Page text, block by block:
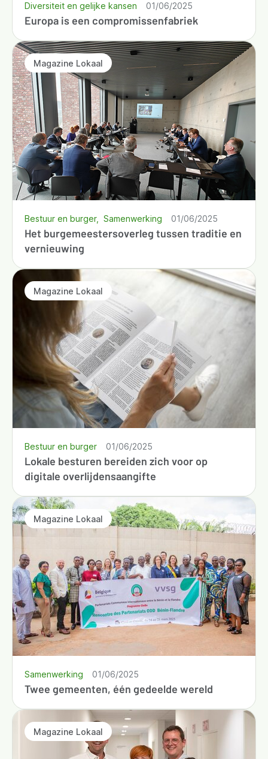
Europa is een compromissenfabriek
Diversiteit en gelijke kansen 01/06/2025
Magazine Lokaal
Het burgemeestersoverleg tussen traditie en
vernieuwing
Bestuur en burger Samenwerking 01/06/2025
Magazine Lokaal
Lokale besturen bereiden zich voor op
digitale overlijdensaangifte
Bestuur en burger 01/06/2025
Magazine Lokaal
Twee gemeenten, één gedeelde wereld
Samenwerking 01/06/2025
Magazine Lokaal